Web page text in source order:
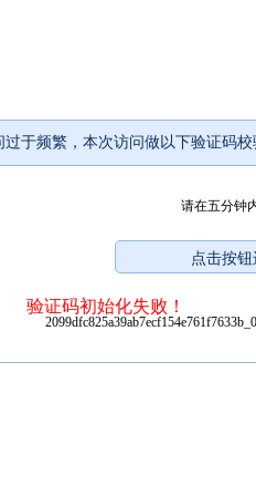
过于频繁，本次访问做以下验证码校
请在五分钟
验证码初始化失败！